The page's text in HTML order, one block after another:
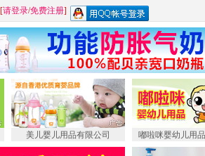
[请登录/免费注册]
美儿婴儿用品有限公司 嘟啦咪婴幼儿用